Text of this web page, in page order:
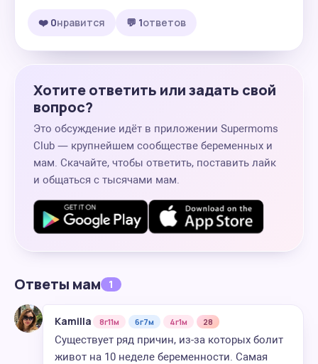
❤️ 0нравится 💬 1ответов
Хотите ответить или задать свой
вопрос?
Это обсуждение идёт в приложении Supermoms
Club — крупнейшем сообществе беременных и
мам. Скачайте, чтобы ответить, поставить лайк
и общаться с тысячами мам.
Ответы мам 1
Kamilla 8г11м 6г7м 4г1м 28
Существует ряд причин, из-за которых болит
живот на 10 неделе беременности. Самая